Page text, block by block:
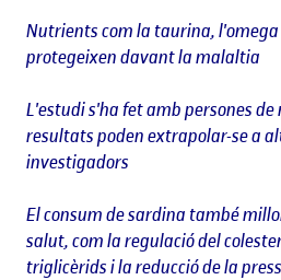
Nutrients com la taurina,
protegeixen davant la malaltia
L'estudi s'ha fet amb persones de
resultats poden extrapolar-se a
investigadors
El consum de sardina també
salut, com la regulació del
triglicèrids i la reducció de la